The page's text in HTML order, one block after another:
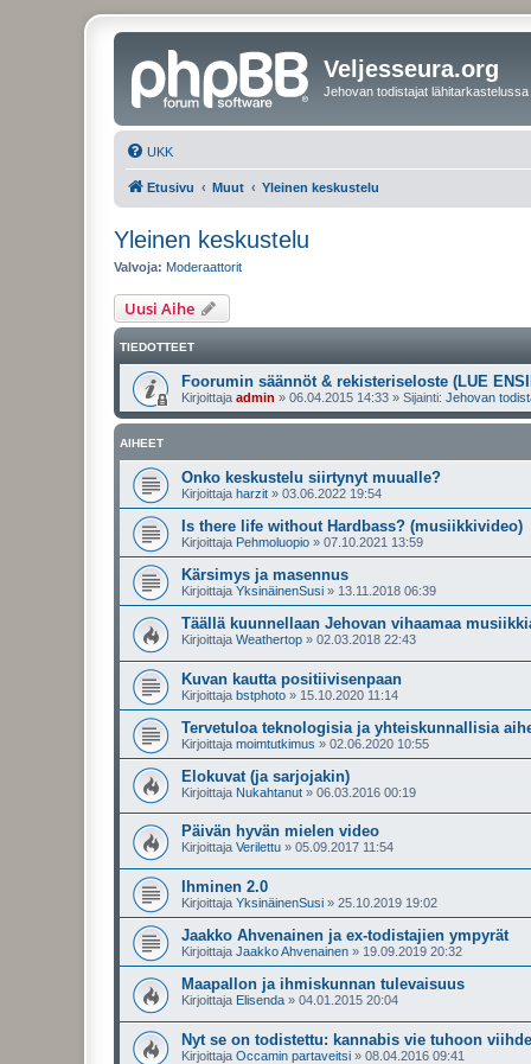
Veljesseura.org
Jehovan todistajat lähitarkastelussa
UKK
Etusivu Muut Yleinen keskustelu
Yleinen keskustelu
Valvoja: Moderaattorit
Uusi Aihe
TIEDOTTEET
Foorumin säännöt & rekisteriseloste (LUE
Kirjoittaja admin » 06.04.2015 14:33 » Sijainti: Jehovan
AIHEET
Onko keskustelu siirtynyt muualle?
Kirjoittaja harzit » 03.06.2022 19:54
Is there life without Hardbass? (musiikkivideo)
Kirjoittaja Pehmoluopio » 07.10.2021 13:59
Kärsimys ja masennus
Kirjoittaja YksinäinenSusi » 13.11.2018 06:39
Täällä kuunnellaan Jehovan vihaamaa
Kirjoittaja Weathertop » 02.03.2018 22:43
Kuvan kautta positiivisenpaan
Kirjoittaja bstphoto » 15.10.2020 11:14
Tervetuloa teknologisia ja yhteiskunnallisia
Kirjoittaja moimtutkimus » 02.06.2020 10:55
Elokuvat (ja sarjojakin)
Kirjoittaja Nukahtanut » 06.03.2016 00:19
Päivän hyvän mielen video
Kirjoittaja Verilettu » 05.09.2017 11:54
Ihminen 2.0
Kirjoittaja YksinäinenSusi » 25.10.2019 19:02
Jaakko Ahvenainen ja ex-todistajien ympyrät
Kirjoittaja Jaakko Ahvenainen » 19.09.2019 20:32
Maapallon ja ihmiskunnan tulevaisuus
Kirjoittaja Elisenda » 04.01.2015 20:04
Nyt se on todistettu: kannabis vie tuhoon
Kirjoittaja Occamin partaveitsi » 08.04.2016 09:41